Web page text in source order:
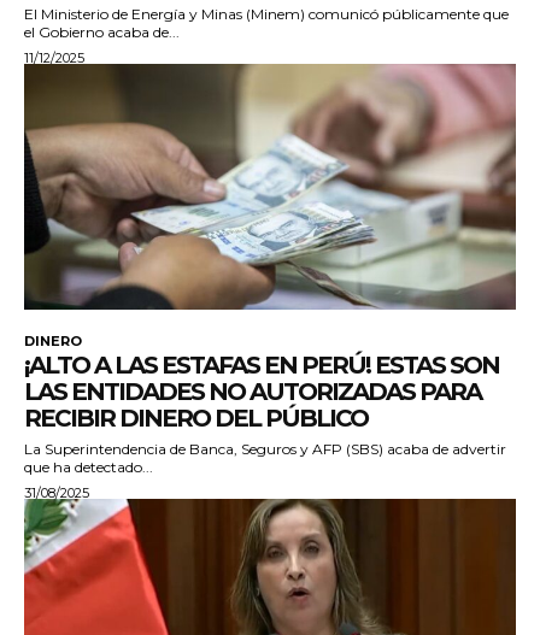
El Ministerio de Energía y Minas (Minem) comunicó públicamente que
el Gobierno acaba de...
11/12/2025
DINERO
¡ALTO A LAS ESTAFAS EN PERÚ! ESTAS SON
LAS ENTIDADES NO AUTORIZADAS PARA
RECIBIR DINERO DEL PÚBLICO
La Superintendencia de Banca, Seguros y AFP (SBS) acaba de advertir
que ha detectado...
31/08/2025